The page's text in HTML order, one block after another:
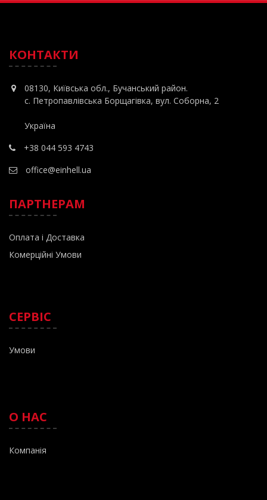
КОНТАКТИ
08130, Київська обл., Бучанський район.
с. Петропавлівська Борщагівка, вул. Соборна, 2
Україна
+38 044 593 4743
office@einhell.ua
ПАРТНЕРАМ
Оплата і Доставка
Комерційні Умови
СЕРВІС
Умови
О НАС
Компанія